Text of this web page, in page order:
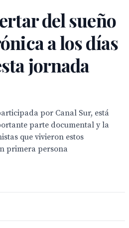
del sueño
a los días
jornada
por Canal Sur, está
parte documental y la
que vivieron estos
primera persona